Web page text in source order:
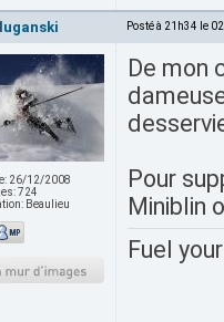
Posté à 21h34 le
26/12/2008
724
Beaulieu
De mon
Pour
Miniblin
Fuel